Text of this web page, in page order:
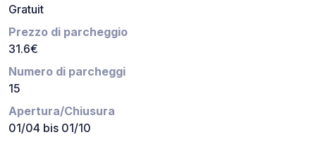
Gratuit
Prezzo di parcheggio
31.6€
Numero di parcheggi
15
Apertura/Chiusura
01/04 bis 01/10